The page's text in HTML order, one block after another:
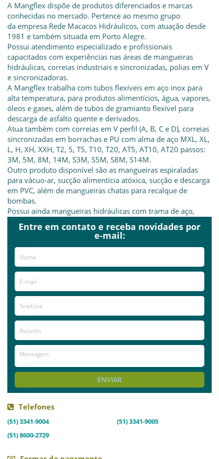
A Mangflex dispõe de produtos diferenciados e marcas
conhecidas no mercado. Pertence ao mesmo grupo
da empresa Rede Macacos Hidráulicos, com atuação desde
1981 e também situada em Porto Alegre.
Possui atendimento especializado e profissionais
capacitados com experiências nas áreas de mangueiras
hidráulicas, correias industriais e sincronizadas, polias em V
e sincronizadoras.
A Mangflex trabalha com tubos flexíveis em aço inox para
alta temperatura, para produtos alimentícios, água, vapores,
óleos e gases, além de tubos de gramianto flexível para
descarga de asfalto quente e derivados.
Atua também com correias em V perfil (A, B, C e D), correias
sincronizadas em borrachas e PU com alma de aço MXL, XL,
L, H, XH, XXH, T2, 5, T5, T10, T20, AT5, AT10, AT20 passos:
3M, 5M, 8M, 14M, S3M, S5M, S8M, S14M.
Outro produto disponível são as mangueiras espiraladas
para vácuo-ar, sucção alimentícia atóxica, sucção e descarga
em PVC, além de mangueiras chatas para recalque de
bombas.
Possui ainda mangueiras hidráulicas com trama de aço,
média, alta e super alta pressão, mangueiras de borrachas,
tipo ar-água, caminhão tanque, jato de areia, boca de forno
cervejeira e vapor frigorífico.
A Mangflex conta ainda com mangueira especial para
irrigação, da marca Santeno, e dispõe de conexões da
mesma linha.
Orçamento gratuito.
Já visitou este local?aproveite e deixe sua avaliação!
Avaliações
Entre em contato e receba novidades por
e-mail:
ENVIAR
Telefones
(51) 3341-9004
(51) 3341-9005
(51) 8600-2729